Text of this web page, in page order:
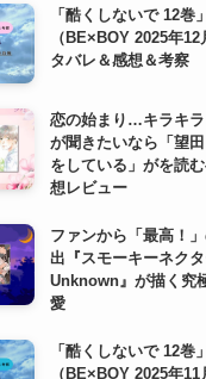
「酷くしないで 12巻」
（BE×BOY 2025年12
タバレ＆感想＆考察
恋の始まり…キラキ
が聞きたいなら「望
をしている」がを読
想レビュー
ファンから「最高！
出『スモーキーネク
Unknown』が描く究
愛
「酷くしないで 12巻」
（BE×BOY 2025年11